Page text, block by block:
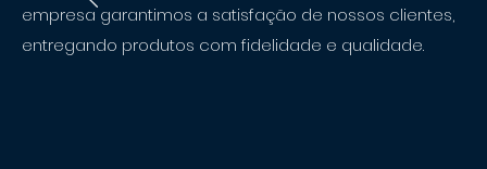
empresa garantimos a satisfação de nossos clientes,
entregando produtos com fidelidade e qualidade.